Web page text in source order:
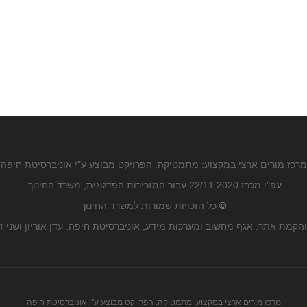
מרכז מורים ארצי במקצוע: מתמטיקה. הפרויקט מבוצע ע"י אוניברסיטת חיפה
עפ"י מכרז 22/11.2020 עבור המזכירות הפדגוגית, משרד החינוך.
© כל הזכויות שמורות למשרד החינוך
אתר: אגף מחשוב ומערכות מידע, אוניברסיטת חיפה. עדן אוריון ושני
מרכז מורים ארצי במקצוע: מתמטיקה. הפרויקט מבוצע ע"י אוניברסיטת חיפה